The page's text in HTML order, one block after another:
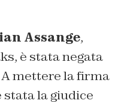
Assange,
è stata negata
mettere la firma
stata la giudice